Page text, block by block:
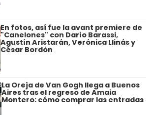
En fotos, así fue la avant premiere de
"Canelones" con Darío Barassi,
Agustín Aristarán, Verónica Llinás y
César Bordón
La Oreja de Van Gogh llega a Buenos
Aires tras el regreso de Amaia
Montero: cómo comprar las entradas